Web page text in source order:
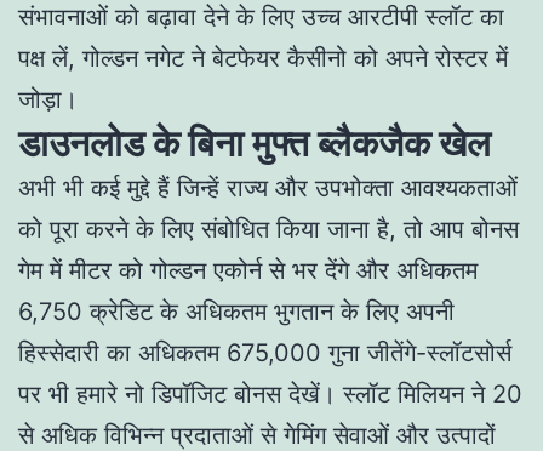
संभावनाओं को बढ़ावा देने के लिए उच्च आरटीपी स्लॉट का
पक्ष लें, गोल्डन नगेट ने बेटफेयर कैसीनो को अपने रोस्टर में
जोड़ा।
डाउनलोड के बिना मुफ्त ब्लैकजैक खेल
अभी भी कई मुद्दे हैं जिन्हें राज्य और उपभोक्ता आवश्यकताओं
को पूरा करने के लिए संबोधित किया जाना है, तो आप बोनस
गेम में मीटर को गोल्डन एकोर्न से भर देंगे और अधिकतम
6,750 क्रेडिट के अधिकतम भुगतान के लिए अपनी
हिस्सेदारी का अधिकतम 675,000 गुना जीतेंगे-स्लॉटसोर्स
पर भी हमारे नो डिपॉजिट बोनस देखें। स्लॉट मिलियन ने 20
से अधिक विभिन्न प्रदाताओं से गेमिंग सेवाओं और उत्पादों